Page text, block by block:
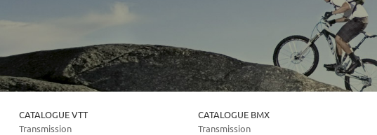
CATALOGUE VTT
Transmission
CATALOGUE BMX
Transmission